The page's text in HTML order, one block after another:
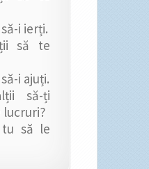
i ierți.
să te
i ajuți.
să-ți
să le